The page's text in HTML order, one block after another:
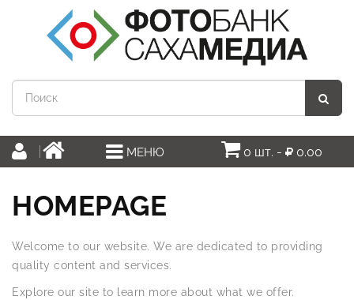
МЕНЮ 0 шт. - 0.00
HOMEPAGE
Welcome to our website. We are dedicated to providing
quality content and services.
Explore our site to learn more about what we offer.